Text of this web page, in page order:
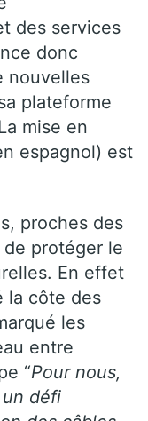
des services
donc
nouvelles
plateforme
mise en
espagnol) est
proches des
protéger le
En effet
la côte des
les
entre
“Pour nous,
défi